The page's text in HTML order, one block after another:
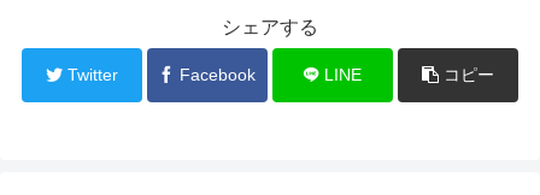
シェアする
Twitter Facebook LINE コピー